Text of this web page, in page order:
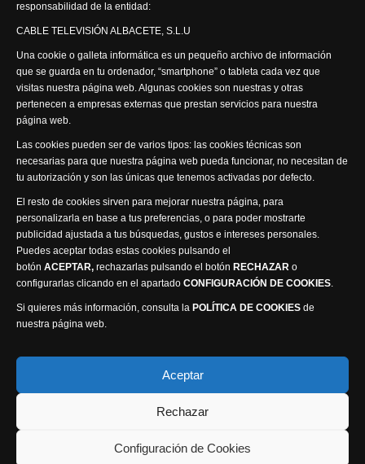
responsabilidad de la entidad:
CABLE TELEVISIÓN ALBACETE, S.L.U
Una cookie o galleta informática es un pequeño archivo de información
que se guarda en tu ordenador, “smartphone” o tableta cada vez que
visitas nuestra página web. Algunas cookies son nuestras y otras
pertenecen a empresas externas que prestan servicios para nuestra
página web.
Las cookies pueden ser de varios tipos: las cookies técnicas son
necesarias para que nuestra página web pueda funcionar, no necesitan de
tu autorización y son las únicas que tenemos activadas por defecto.
El resto de cookies sirven para mejorar nuestra página, para
personalizarla en base a tus preferencias, o para poder mostrarte
publicidad ajustada a tus búsquedas, gustos e intereses personales.
Puedes aceptar todas estas cookies pulsando el
botón ACEPTAR, rechazarlas pulsando el botón RECHAZAR o
configurarlas clicando en el apartado CONFIGURACIÓN DE COOKIES.
Si quieres más información, consulta la POLÍTICA DE COOKIES de
nuestra página web.
Aceptar
Rechazar
Configuración de Cookies
Síguenos
Política de privacidad
Política de cookies
Accesibilidad
Compromiso con la protección de datos personales
Visión Seis Televisión © 2014 Parque Empresarial
Ajusa, Calle 1 nº1, Ctra. Ayora - km 2.2, 02006
Albacete, España - Tel.967 240 648